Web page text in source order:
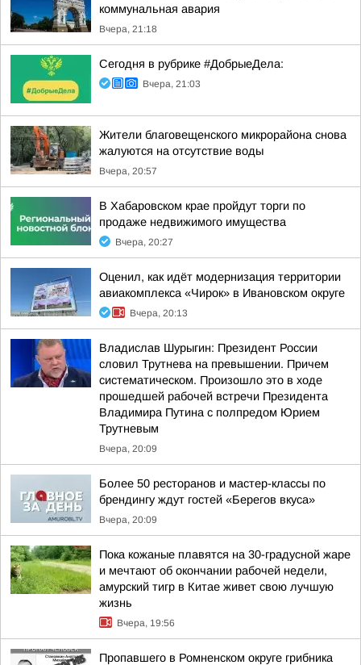
коммунальная авария
Вчера, 21:18
Сегодня в рубрике #ДобрыеДела:
Вчера, 21:03
Жители благовещенского микрорайона снова
жалуются на отсутствие воды
Вчера, 20:57
В Хабаровском крае пройдут торги по
продаже недвижимого имущества
Вчера, 20:27
Оценил, как идёт модернизация территории
авиакомплекса «Чирок» в Ивановском округе
Вчера, 20:13
Владислав Шурыгин: Президент России
словил Трутнева на превышении. Причем
систематическом. Произошло это в ходе
прошедшей рабочей встречи Президента
Владимира Путина с полпредом Юрием
Трутневым
Вчера, 20:09
Более 50 ресторанов и мастер-классы по
брендингу ждут гостей «Берегов вкуса»
Вчера, 20:09
Пока кожаные плавятся на 30-градусной жаре
и мечтают об окончании рабочей недели,
амурский тигр в Китае живет свою лучшую
жизнь
Вчера, 19:56
Пропавшего в Ромненском округе грибника